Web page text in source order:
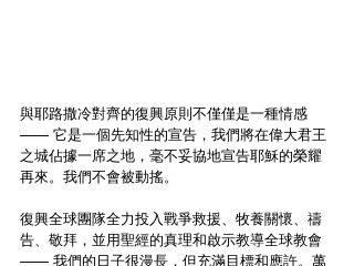
與耶路撒冷對齊的復興原則不僅僅是一種情感
—— 它是一個先知性的宣告，我們將在偉大君王
之城佔據一席之地，毫不妥協地宣告耶穌的榮耀
再來。我們不會被動搖。
復興全球團隊全力投入戰爭救援、牧養關懷、禱
告、敬拜，並用聖經的真理和啟示教導全球教會
—— 我們的日子很漫長，但充滿目標和應許。萬